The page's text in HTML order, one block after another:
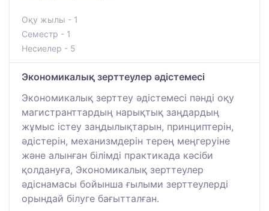
Оқу жылы - 1
Семестр - 1
Несиелер - 5
Экономикалық зерттеулер әдістемесі
Экономикалық зерттеу әдістемесі пәнді оқу
магистранттардың нарықтық заңдардың
жұмыс істеу заңдылықтарын, принциптерін,
әдістерін, механизмдерін терең меңгеруіне
және алынған білімді практикада кәсіби
қолдануға, Экономикалық зерттеулер
әдіснамасы бойынша ғылыми зерттеулерді
орындай білуге бағытталған.